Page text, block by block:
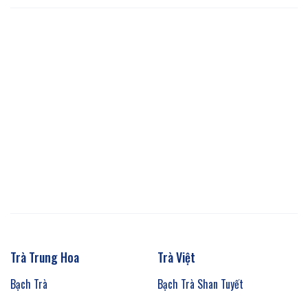
Trà Trung Hoa
Bạch Trà
Trà Việt
Bạch Trà Shan Tuyết